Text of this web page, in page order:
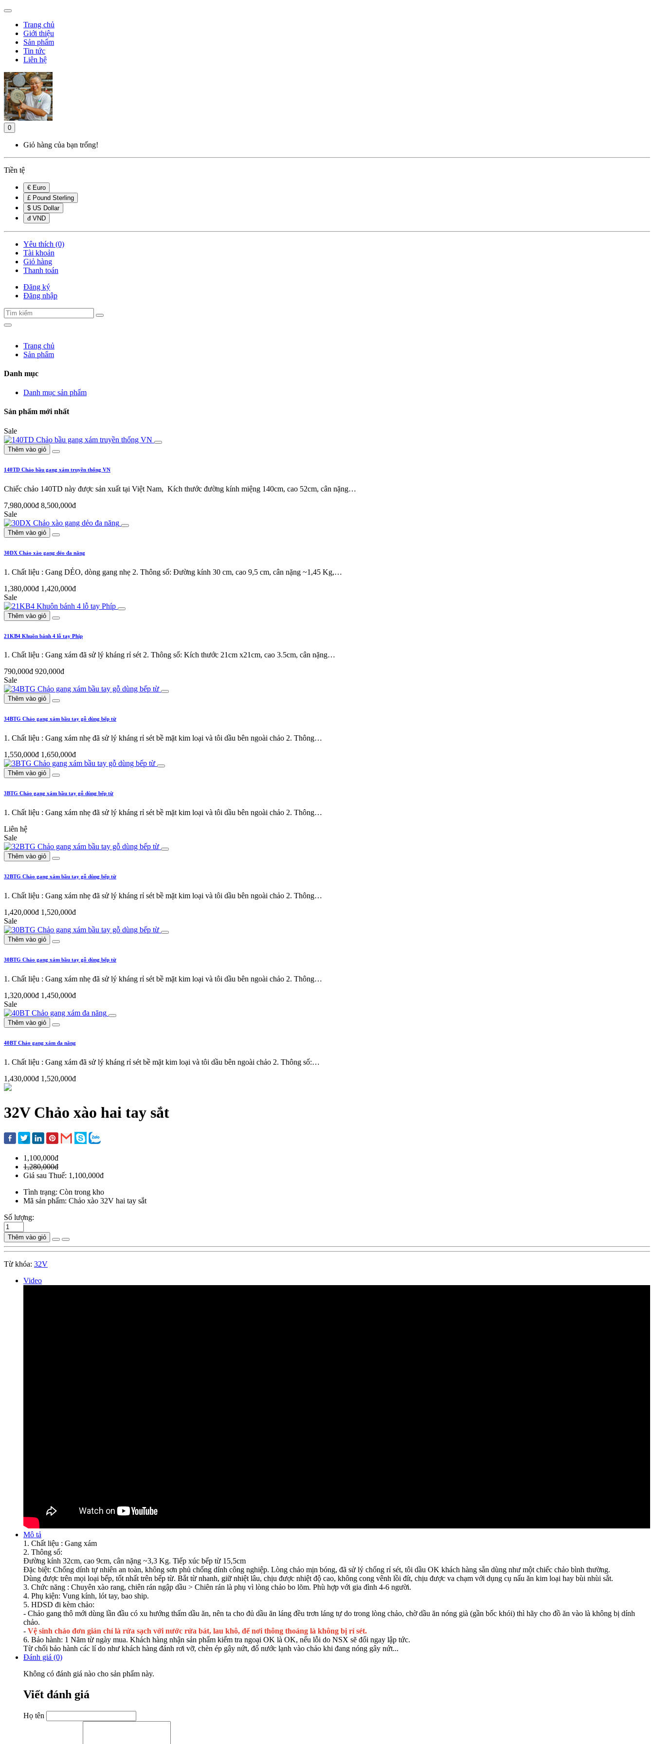
Trang chủ
Giới thiệu
Sản phẩm
Tin tức
Liên hệ
0
Giỏ hàng của bạn trống!
Tiền tệ
€ Euro
£ Pound Sterling
$ US Dollar
đ VND
Yêu thích (0)
Tài khoản
Giỏ hàng
Thanh toán
Đăng ký
Đăng nhập
Trang chủ
Sản phẩm
Danh mục
Danh mục sản phẩm
Sản phẩm mới nhất
Sale
Thêm vào giỏ
140TD Chảo bầu gang xám truyền thống VN
Chiếc chảo 140TD này được sản xuất tại Việt Nam, Kích thước đường kính miệng 140cm, cao 52cm, cân nặng…
7,980,000đ 8,500,000đ
Sale
Thêm vào giỏ
30DX Chảo xào gang dẻo đa năng
1. Chất liệu : Gang DẺO, dòng gang nhẹ 2. Thông số: Đường kính 30 cm, cao 9,5 cm, cân nặng ~1,45 Kg,…
1,380,000đ 1,420,000đ
Sale
Thêm vào giỏ
21KB4 Khuôn bánh 4 lỗ tay Phíp
1. Chất liệu : Gang xám đã sử lý kháng rỉ sét 2. Thông số: Kích thước 21cm x21cm, cao 3.5cm, cân nặng…
790,000đ 920,000đ
Sale
Thêm vào giỏ
34BTG Chảo gang xám bầu tay gỗ dùng bếp từ
1. Chất liệu : Gang xám nhẹ đã sử lý kháng rỉ sét bề mặt kim loại và tôi dầu bên ngoài chảo 2. Thông…
1,550,000đ 1,650,000đ
Thêm vào giỏ
3BTG Chảo gang xám bầu tay gỗ dùng bếp từ
1. Chất liệu : Gang xám nhẹ đã sử lý kháng rỉ sét bề mặt kim loại và tôi dầu bên ngoài chảo 2. Thông…
Liên hệ
Sale
Thêm vào giỏ
32BTG Chảo gang xám bầu tay gỗ dùng bếp từ
1. Chất liệu : Gang xám nhẹ đã sử lý kháng rỉ sét bề mặt kim loại và tôi dầu bên ngoài chảo 2. Thông…
1,420,000đ 1,520,000đ
Sale
Thêm vào giỏ
30BTG Chảo gang xám bầu tay gỗ dùng bếp từ
1. Chất liệu : Gang xám nhẹ đã sử lý kháng rỉ sét bề mặt kim loại và tôi dầu bên ngoài chảo 2. Thông…
1,320,000đ 1,450,000đ
Sale
Thêm vào giỏ
40BT Chảo gang xám đa năng
1. Chất liệu : Gang xám đã sử lý kháng rỉ sét bề mặt kim loại và tôi dầu bên ngoài chảo 2. Thông số:…
1,430,000đ 1,520,000đ
32V Chảo xào hai tay sắt
1,100,000đ
1,280,000đ
Giá sau Thuế: 1,100,000đ
Tình trạng: Còn trong kho
Mã sản phẩm: Chảo xào 32V hai tay sắt
Số lượng:
Thêm vào giỏ
Từ khóa: 32V
Video
Mô tả
1. Chất liệu : Gang xám
2. Thông số:
Đường kính 32cm, cao 9cm, cân nặng ~3,3 Kg. Tiếp xúc bếp từ 15,5cm
Đặc biệt: Chống dính tự nhiên an toàn, không sơn phủ chống dính công nghiệp. Lòng chảo mịn bóng, đã sử lý chống rỉ sét, tôi dầu OK khách hàng sẵn dùng như một chiếc chảo bình thường.
Dùng được trên mọi loại bếp, tốt nhất trên bếp từ. Bắt từ nhanh, giữ nhiệt lâu, chịu được nhiệt độ cao, không cong vênh lồi đít, chịu được va chạm với dụng cụ nấu ăn kim loại hay bùi nhùi sắt.
3. Chức năng : Chuyên xào rang, chiên rán ngập dầu > Chiên rán là phụ vì lòng chảo bo lõm. Phù hợp với gia đình 4-6 người.
4. Phụ kiện: Vung kính, lót tay, bao ship.
5. HDSD đi kèm chảo:
- Chảo gang thô mới dùng lần đầu có xu hướng thấm dầu ăn, nên ta cho đủ dầu ăn láng đều trơn láng tự do trong lòng chảo, chờ dầu ăn nóng già (gần bốc khói) thì hãy cho đồ ăn vào là không bị dính
chảo.
- Vệ sinh chảo đơn giản chỉ là rửa sạch với nước rửa bát, lau khô, để nơi thông thoáng là không bị rỉ sét.
6. Bảo hành: 1 Năm từ ngày mua. Khách hàng nhận sản phẩm kiểm tra ngoại OK là OK, nếu lỗi do NSX sẽ đổi ngay lập tức.
Từ chối bảo hành các lí do như khách hàng đánh rơi vỡ, chèn ép gây nứt, đổ nước lạnh vào chảo khi đang nóng gây nứt...
Đánh giá (0)
Không có đánh giá nào cho sản phẩm này.
Viết đánh giá
Họ tên